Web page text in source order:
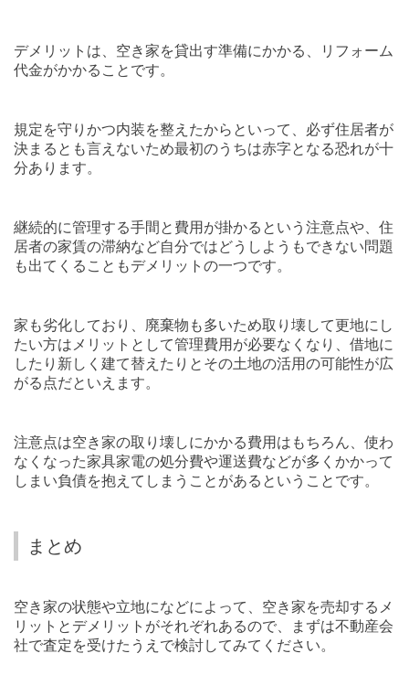
デメリットは、空き家を貸出す準備にかかる、リフォーム
代金がかかることです。
規定を守りかつ内装を整えたからといって、必ず住居者が
決まるとも言えないため最初のうちは赤字となる恐れが十
分あります。
継続的に管理する手間と費用が掛かるという注意点や、住
居者の家賃の滞納など自分ではどうしようもできない問題
も出てくることもデメリットの一つです。
家も劣化しており、廃棄物も多いため取り壊して更地にし
たい方はメリットとして管理費用が必要なくなり、借地に
したり新しく建て替えたりとその土地の活用の可能性が広
がる点だといえます。
注意点は空き家の取り壊しにかかる費用はもちろん、使わ
なくなった家具家電の処分費や運送費などが多くかかって
しまい負債を抱えてしまうことがあるということです。
まとめ
空き家の状態や立地になどによって、空き家を売却するメ
リットとデメリットがそれぞれあるので、まずは不動産会
社で査定を受けたうえで検討してみてください。